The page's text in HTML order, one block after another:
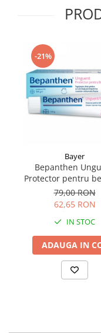
-21%
Bayer
Bepanthen
Protector pentru
100 g
79,00 RON
62,65 RON
IN STOC
ADAUGA IN